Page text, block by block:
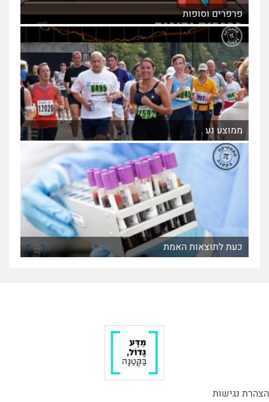
פרפרים וסופות
ממוצע נע
כעת לתוצאות האמת
הצהרת נגישות